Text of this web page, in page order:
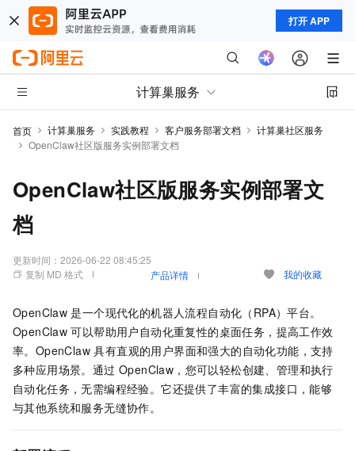
打开 APP
计算巢服务
首页 计算巢服务 实践教程 客户服务部署文档
计算巢社区服务
OpenClaw社区版服务实例部署文档
OpenClaw社区版服务实例部署文
档
更新时间： 2026-06-22 08:45:25
复制 MD 格式
产品详情 我的收藏
OpenClaw 是一个现代化的机器人流程自动化（RPA）平台。
OpenClaw 可以帮助用户自动化重复性的桌面任务，提高工作效
率。OpenClaw 具有直观的用户界面和强大的自动化功能，支持
多种应用场景。通过 OpenClaw，您可以轻松创建、管理和执行
自动化任务，无需编程经验。它还提供了丰富的集成接口，能够
与其他系统和服务无缝协作。